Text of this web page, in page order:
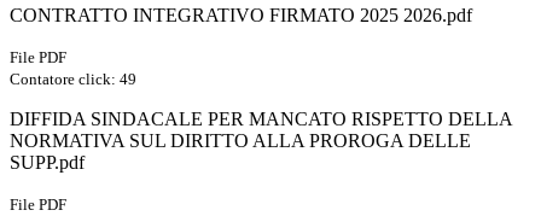
CONTRATTO INTEGRATIVO FIRMATO 2025 2026.pdf
File PDF
Contatore click: 49
DIFFIDA SINDACALE PER MANCATO RISPETTO DELLA
NORMATIVA SUL DIRITTO ALLA PROROGA DELLE
SUPP.pdf
File PDF